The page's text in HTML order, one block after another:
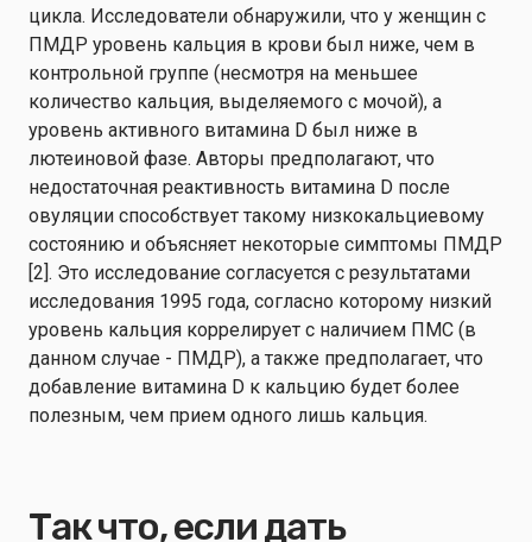
цикла. Исследователи обнаружили, что у женщин с
ПМДР уровень кальция в крови был ниже, чем в
контрольной группе (несмотря на меньшее
количество кальция, выделяемого с мочой), а
уровень активного витамина D был ниже в
лютеиновой фазе. Авторы предполагают, что
недостаточная реактивность витамина D после
овуляции способствует такому низкокальциевому
состоянию и объясняет некоторые симптомы ПМДР
[2]. Это исследование согласуется с результатами
исследования 1995 года, согласно которому низкий
уровень кальция коррелирует с наличием ПМС (в
данном случае - ПМДР), а также предполагает, что
добавление витамина D к кальцию будет более
полезным, чем прием одного лишь кальция.
Так что, если дать